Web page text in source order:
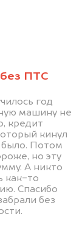
без ПТС
год
машину не
кредит
кинул
было. Потом
но эту
А никто
как-то
Спасибо
без
своих
с